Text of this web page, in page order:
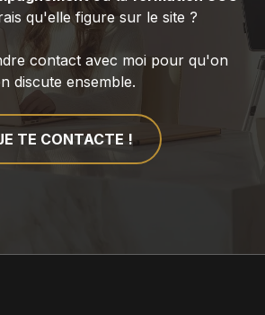
qu'elle figure sur le site ?
contact avec moi pour qu'on
discute ensemble.
TE CONTACTE !